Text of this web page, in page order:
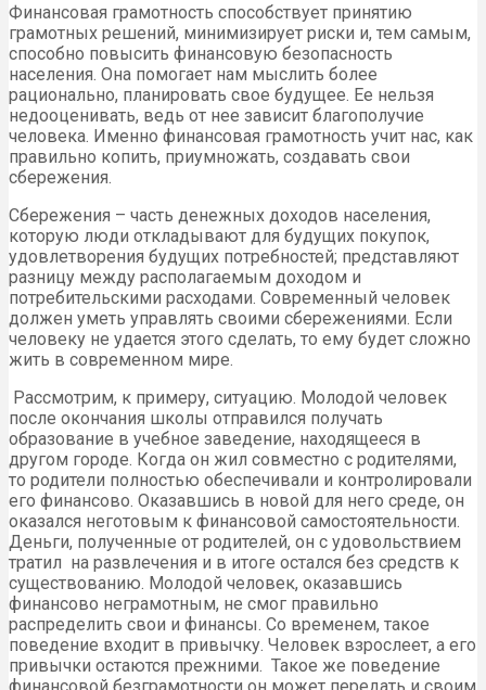
Финансовая грамотность способствует принятию
грамотных решений, минимизирует риски и, тем самым,
способно повысить финансовую безопасность
населения. Она помогает нам мыслить более
рационально, планировать свое будущее. Ее нельзя
недооценивать, ведь от нее зависит благополучие
человека. Именно финансовая грамотность учит нас, как
правильно копить, приумножать, создавать свои
сбережения.
Сбережения – часть денежных доходов населения,
которую люди откладывают для будущих покупок,
удовлетворения будущих потребностей; представляют
разницу между располагаемым доходом и
потребительскими расходами. Современный человек
должен уметь управлять своими сбережениями. Если
человеку не удается этого сделать, то ему будет сложно
жить в современном мире.
Рассмотрим, к примеру, ситуацию. Молодой человек
после окончания школы отправился получать
образование в учебное заведение, находящееся в
другом городе. Когда он жил совместно с родителями,
то родители полностью обеспечивали и контролировали
его финансово. Оказавшись в новой для него среде, он
оказался неготовым к финансовой самостоятельности.
Деньги, полученные от родителей, он с удовольствием
тратил на развлечения и в итоге остался без средств к
существованию. Молодой человек, оказавшись
финансово неграмотным, не смог правильно
распределить свои и финансы. Со временем, такое
поведение входит в привычку. Человек взрослеет, а его
привычки остаются прежними. Такое же поведение
финансовой безграмотности он может передать и своим